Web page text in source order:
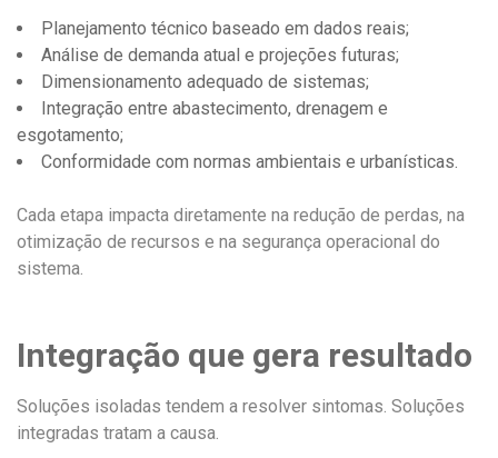
Planejamento técnico baseado em dados reais;
Análise de demanda atual e projeções futuras;
Dimensionamento adequado de sistemas;
Integração entre abastecimento, drenagem e
esgotamento;
Conformidade com normas ambientais e urbanísticas.
Cada etapa impacta diretamente na redução de perdas, na
otimização de recursos e na segurança operacional do
sistema.
Integração que gera resultado
Soluções isoladas tendem a resolver sintomas. Soluções
integradas tratam a causa.